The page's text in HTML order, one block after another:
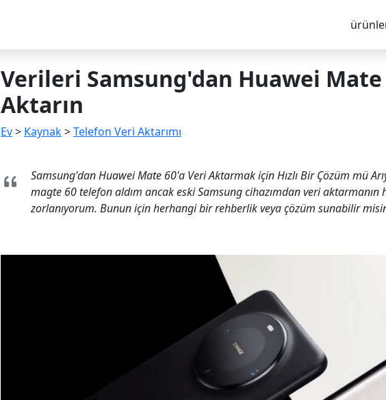
Verileri Samsung'dan Huawei
Aktarın
Ev> Kaynak>Telefon Veri Aktarımı
Samsung'dan Huawei Mate 60'a Veri Aktarmak için Hızlı Bir Çözüm mü
magte 60 telefon aldım ancak eski Samsung cihazımdan veri aktarmanın
zorlanıyorum. Bunun için herhangi bir rehberlik veya çözüm sunabilir